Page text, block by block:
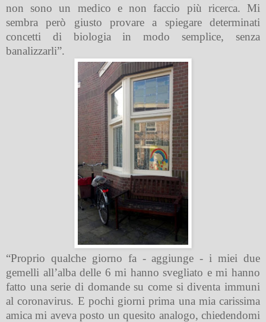
non sono un medico e non faccio più ricerca. Mi
sembra però giusto provare a spiegare determinati
concetti di biologia in modo semplice, senza
banalizzarli”.
“Proprio qualche giorno fa - aggiunge - i miei due
gemelli all’alba delle 6 mi hanno svegliato e mi hanno
fatto una serie di domande su come si diventa immuni
al coronavirus. E pochi giorni prima una mia carissima
amica mi aveva posto un quesito analogo, chiedendomi